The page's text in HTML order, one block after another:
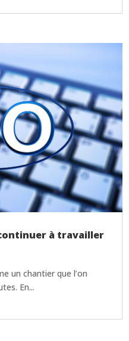
à travailler
un chantier que l’on
En...